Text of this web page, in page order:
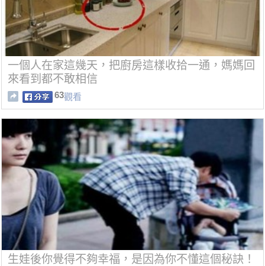
一個人在家這幾天，把廚房這樣收拾一通，媽媽回
來看到都不敢相信
63觀看
生娃後你覺得不夠幸福，是因為你不懂這個秘訣！